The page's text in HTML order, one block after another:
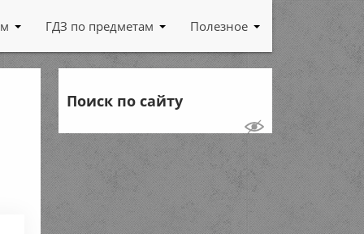
ГДЗ по предметам Полезное
Поиск по сайту